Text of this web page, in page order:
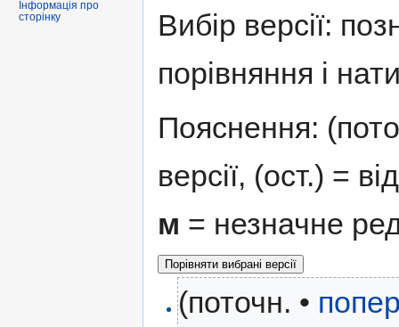
Вибір версії:
порівняння і
Пояснення:
версії, (ост.) =
м = незначне
(поточн. •
Інформація про
сторінку